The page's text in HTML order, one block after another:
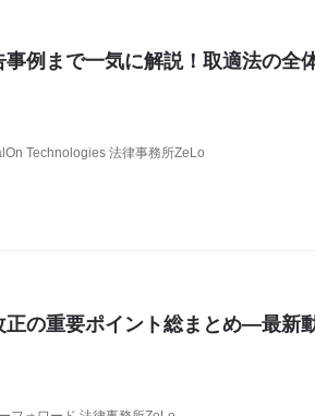
例まで一気に解説！取適法の全
Technologies 法律事務所ZeLo
正の重要ポイント総まとめ―最新